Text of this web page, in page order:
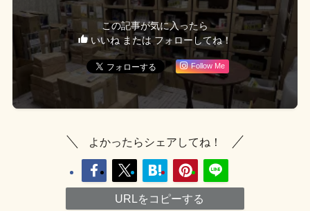
この記事が気に入ったら
いいね または フォローしてね！
Follow Me
よかったらシェアしてね！
URLをコピーする